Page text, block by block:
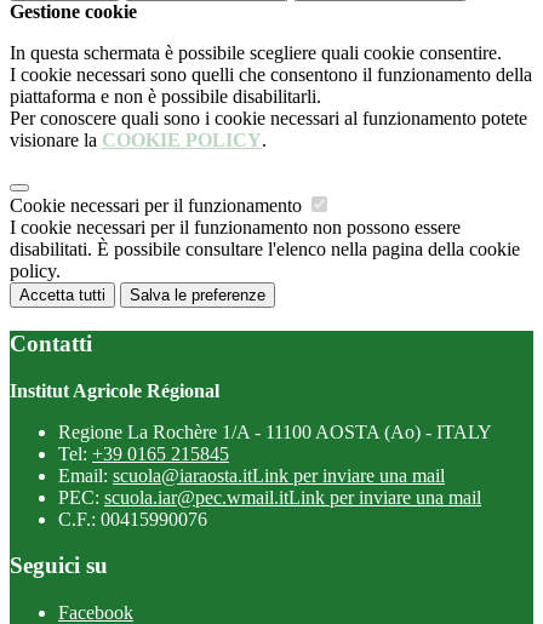
Gestione cookie
In questa schermata è possibile scegliere quali cookie consentire.
I cookie necessari sono quelli che consentono il funzionamento della
piattaforma e non è possibile disabilitarli.
Per conoscere quali sono i cookie necessari al funzionamento potete
visionare la COOKIE POLICY.
Cookie necessari per il funzionamento
I cookie necessari per il funzionamento non possono essere
disabilitati. È possibile consultare l'elenco nella pagina della cookie
policy.
Accetta tutti Salva le preferenze
Contatti
Institut Agricole Régional
Regione La Rochère 1/A - 11100 AOSTA (Ao) - ITALY
Tel: +39 0165 215845
Email: scuola@iaraosta.itLink per inviare una mail
PEC: scuola.iar@pec.wmail.itLink per inviare una mail
C.F.: 00415990076
Seguici su
Facebook